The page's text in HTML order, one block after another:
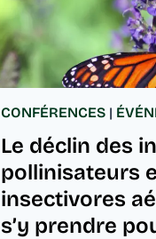
CONFÉRENCES |
Le déclin des
pollinisateurs
insectivores
s’y prendre